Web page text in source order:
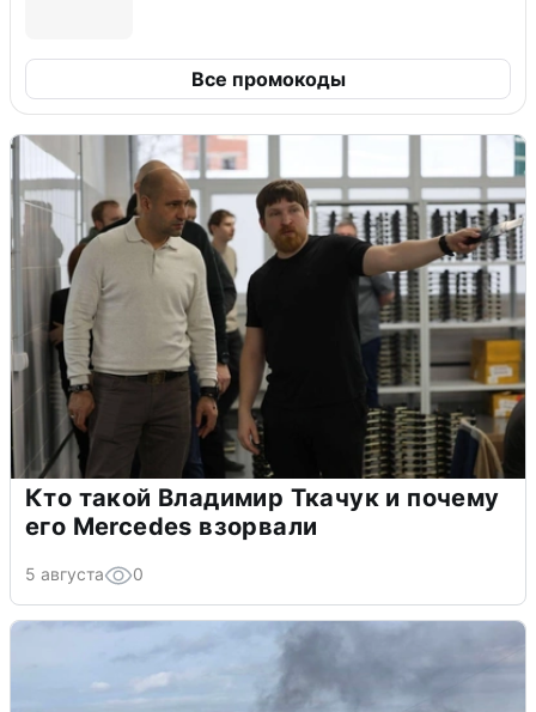
Все промокоды
Кто такой Владимир Ткачук и почему
его Mercedes взорвали
5 августа 0